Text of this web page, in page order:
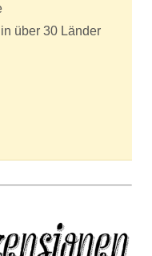
über 30 Länder